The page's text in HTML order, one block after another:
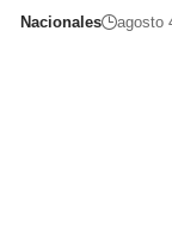
Nacionales agosto